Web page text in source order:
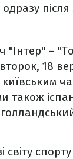
"Інтер" –
18
також
світу